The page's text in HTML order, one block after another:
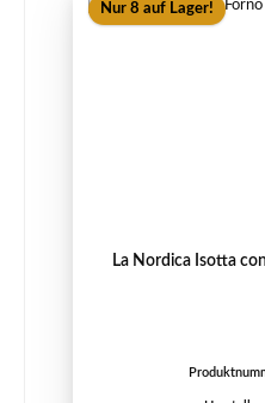
Nur 8 auf Lager!
La Nordica Isotta